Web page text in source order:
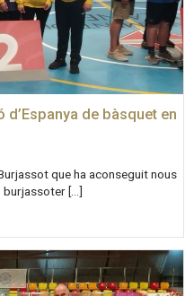
d’Espanya de bàsquet en
que ha aconseguit nous
burjassoter […]